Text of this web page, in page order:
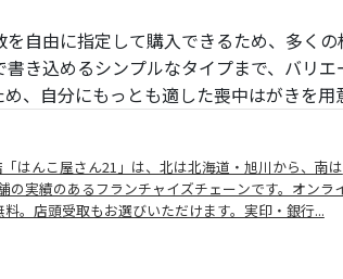
自由に指定して購入できるため、多く
き込めるシンプルなタイプまで、バリ
、自分にもっとも適した喪中はがきを用
はんこ屋さん21」は、北は北海道・旭川から、南は
の実績のあるフランチャイズチェーンです。オンラ
。店頭受取もお選びいただけます。実印・銀行...